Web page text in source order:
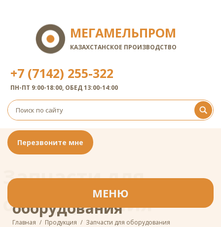
МЕГАМЕЛЬПРОМ
КАЗАХСТАНСКОЕ ПРОИЗВОДСТВО
+7 (7142) 255-322
ПН-ПТ 9:00-18:00, ОБЕД 13:00-14:00
Перезвоните мне
МЕНЮ
Запчасти для
оборудования
Запчасти для
оборудования
Главная / Продукция / Запчасти для оборудования